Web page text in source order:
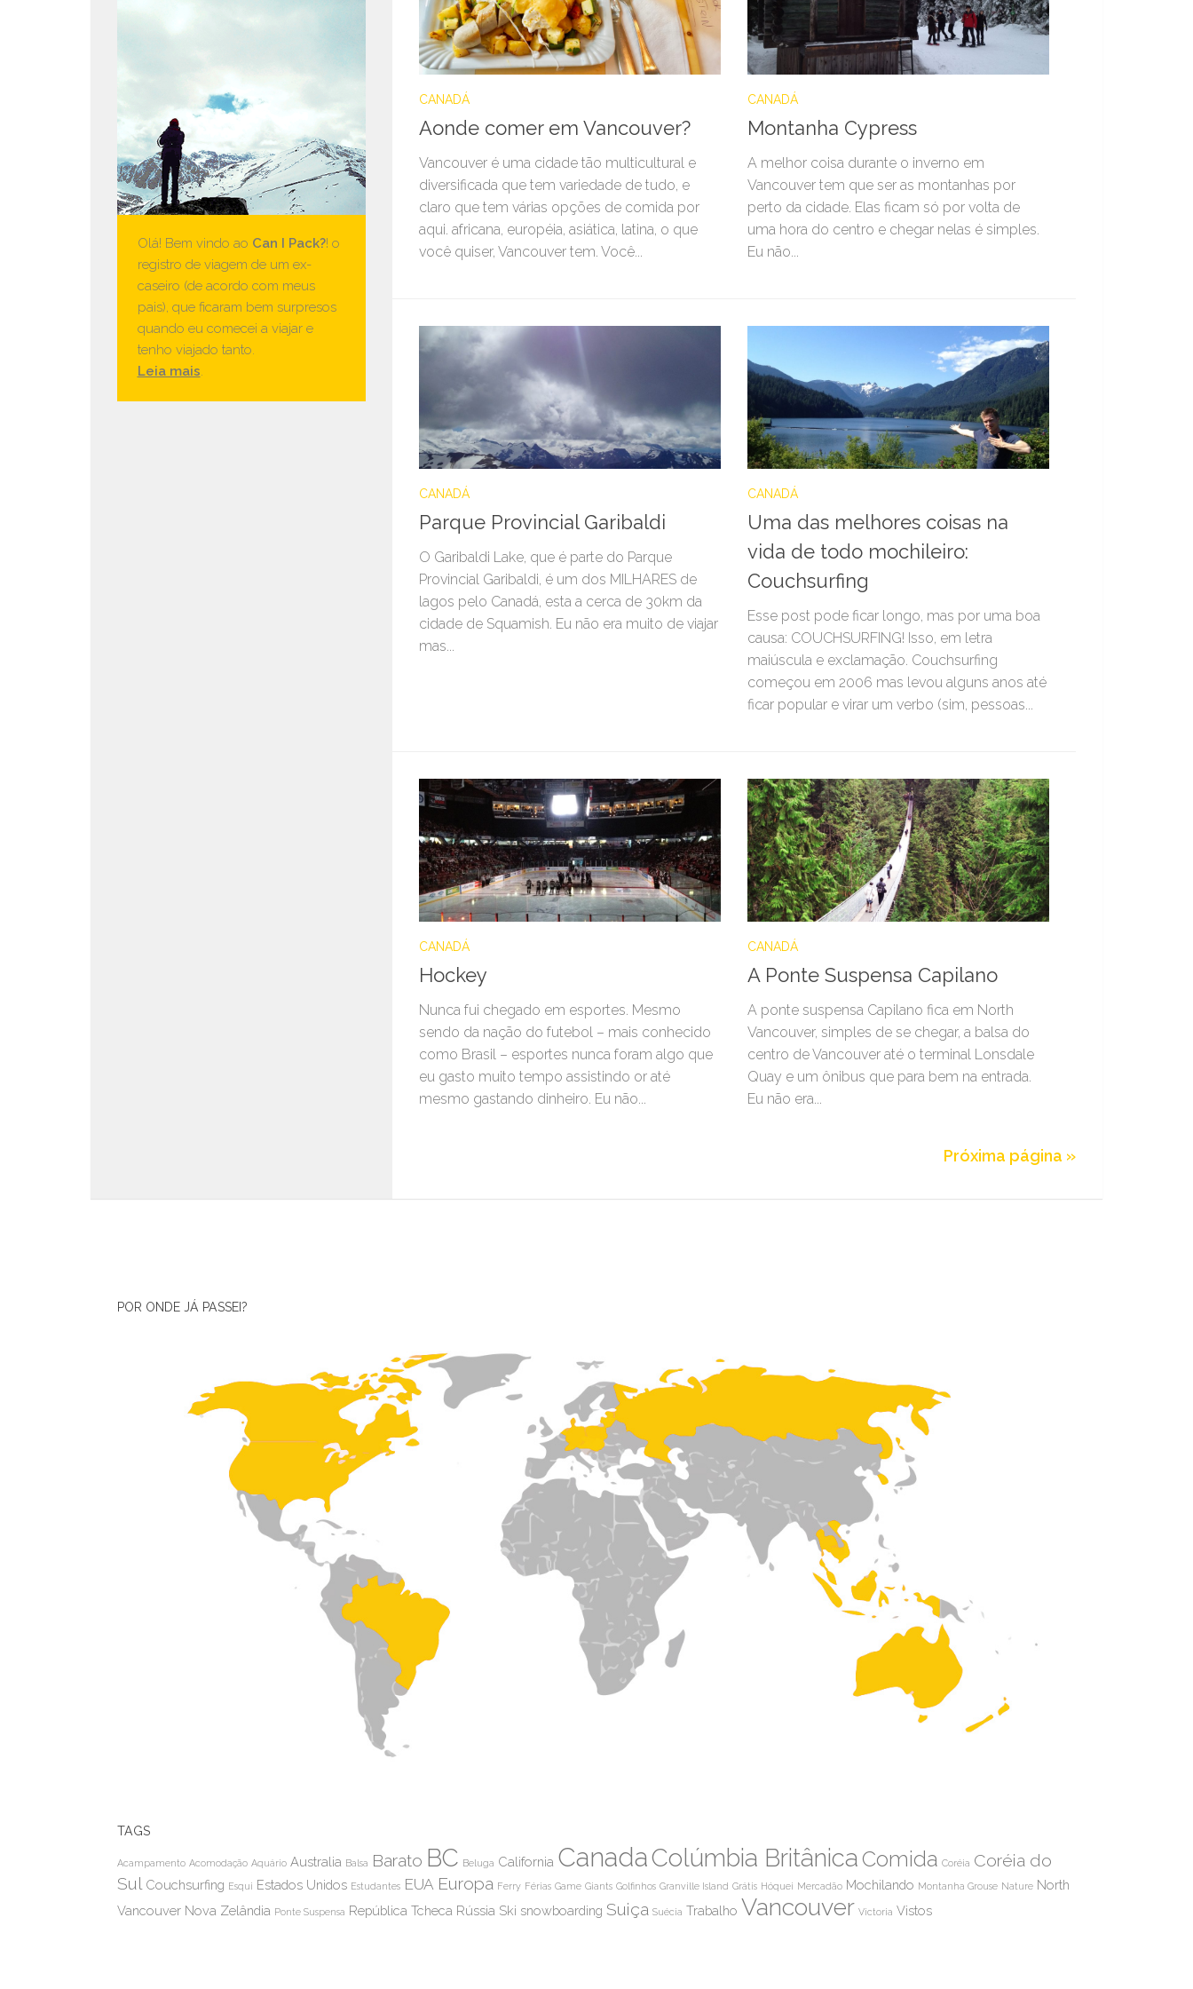
CANADÁ
Aonde comer em Vancouver?
Vancouver é uma cidade tão multicultural e
diversificada que tem variedade de tudo, e
claro que tem várias opções de comida por
aqui. africana, européia, asiática, latina, o que
você quiser, Vancouver tem. Você...
CANADÁ
Montanha Cypress
A melhor coisa durante o inverno em
Vancouver tem que ser as montanhas por
perto da cidade. Elas ficam só por volta de
uma hora do centro e chegar nelas é simples.
Eu não...
CANADÁ
Parque Provincial Garibaldi
O Garibaldi Lake, que é parte do Parque
Provincial Garibaldi, é um dos MILHARES de
lagos pelo Canadá, esta a cerca de 30km da
cidade de Squamish. Eu não era muito de viajar
mas...
CANADÁ
Uma das melhores coisas na
vida de todo mochileiro:
Couchsurfing
Esse post pode ficar longo, mas por uma boa
causa: COUCHSURFING! Isso, em letra
maiúscula e exclamação. Couchsurfing
começou em 2006 mas levou alguns anos até
ficar popular e virar um verbo (sim, pessoas...
CANADÁ
Hockey
Nunca fui chegado em esportes. Mesmo
sendo da nação do futebol – mais conhecido
como Brasil – esportes nunca foram algo que
eu gasto muito tempo assistindo or até
mesmo gastando dinheiro. Eu não...
CANADÁ
A Ponte Suspensa Capilano
A ponte suspensa Capilano fica em North
Vancouver, simples de se chegar, a balsa do
centro de Vancouver até o terminal Lonsdale
Quay e um ônibus que para bem na entrada.
Eu não era...
Próxima página »
Olá! Bem vindo ao Can I Pack?! o
registro de viagem de um ex-
caseiro (de acordo com meus
pais), que ficaram bem surpresos
quando eu comecei a viajar e
tenho viajado tanto.
Leia mais.
POR ONDE JÁ PASSEI?
TAGS
Acampamento Acomodação Aquário Australia Balsa Barato BC Beluga California CanadaColúmbia Britânica Comida Coréia Coréia do
Sul Couchsurfing Esqui Estados Unidos Estudantes EUA Europa Ferry Férias Game Giants Golfinhos Granville Island Grátis Hóquei Mercadão Mochilando Montanha Grouse Nature North
Vancouver Nova Zelândia Ponte Suspensa República Tcheca Rússia Ski snowboarding Suiça Suécia Trabalho Vancouver Victoria Vistos